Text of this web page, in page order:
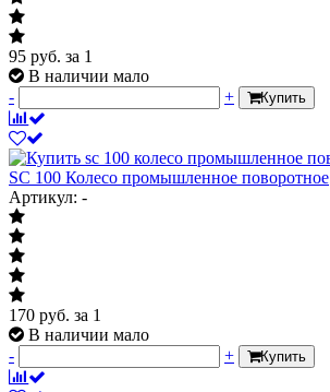
95 руб. за 1
В наличии мало
-
+ Купить
SC 100 Колесо промышленное поворотное
Артикул: -
170 руб. за 1
В наличии мало
-
+ Купить